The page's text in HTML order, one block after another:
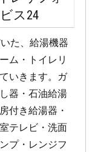
ス24
た、給湯機器
ム・トイレリ
いきます。ガ
器・石油給湯
付き給湯器・
テレビ・洗面
プ・レンジフ